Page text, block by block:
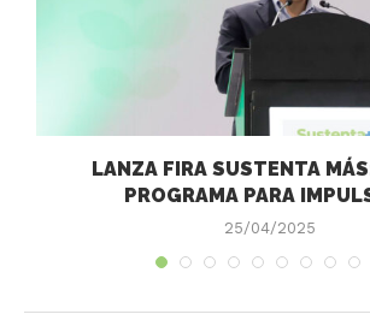
LANZA FIRA SUSTENTA
PROGRAMA PARA
25/04/2025